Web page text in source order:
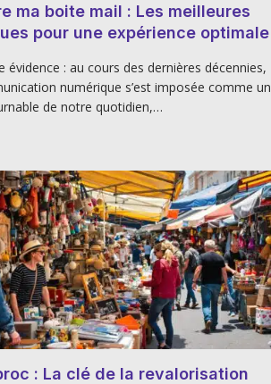
ma boite mail : Les meilleures
pour une expérience optimale
évidence : au cours des dernières décennies,
numérique s’est imposée comme un
de notre quotidien,…
: La clé de la revalorisation